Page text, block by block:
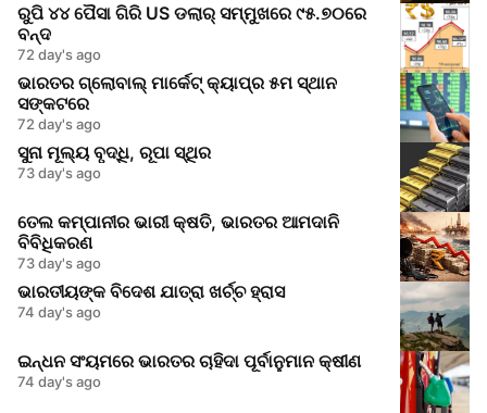
ରୁପି ୪୪ ପୈସା ଗିରି US ଡଲାର୍‌ ସମ୍ମୁଖରେ ୯୫.୭୦ରେ
ବନ୍ଦ
72 day's ago
ଭାରତର ଗ୍ଲୋବାଲ୍ ମାର୍କେଟ୍ କ୍ୟାପ୍‌ର ୫ମ ସ୍ଥାନ
ସଙ୍କଟରେ
72 day's ago
ସୁନା ମୂଲ୍ୟ ବୃଦ୍ଧି, ରୂପା ସ୍ଥିର
73 day's ago
ତେଲ କମ୍ପାନୀର ଭାରୀ କ୍ଷତି, ଭାରତର ଆମଦାନି
ବିବିଧିକରଣ
73 day's ago
ଭାରତୀୟଙ୍କ ବିଦେଶ ଯାତ୍ରା ଖର୍ଚ୍ଚ ହ୍ରାସ
74 day's ago
ଇନ୍ଧନ ସଂୟମରେ ଭାରତର ଚାହିଦା ପୂର୍ବାନୁମାନ କ୍ଷୀଣ
74 day's ago